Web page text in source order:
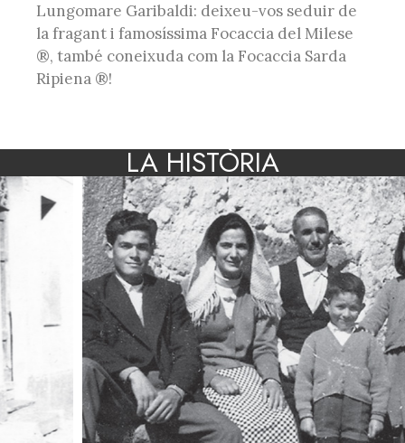
Lungomare Garibaldi: deixeu-vos seduir de
la fragant i famosíssima Focaccia del Milese
®, també coneixuda com la Focaccia Sarda
Ripiena ®!
LA HISTÒRIA